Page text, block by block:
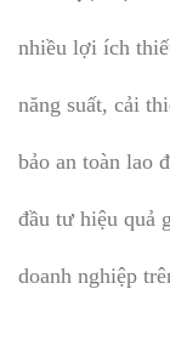
nhiều lợi ích
năng suất, cải
bảo an toàn lao
đầu tư hiệu quả
doanh nghiệp